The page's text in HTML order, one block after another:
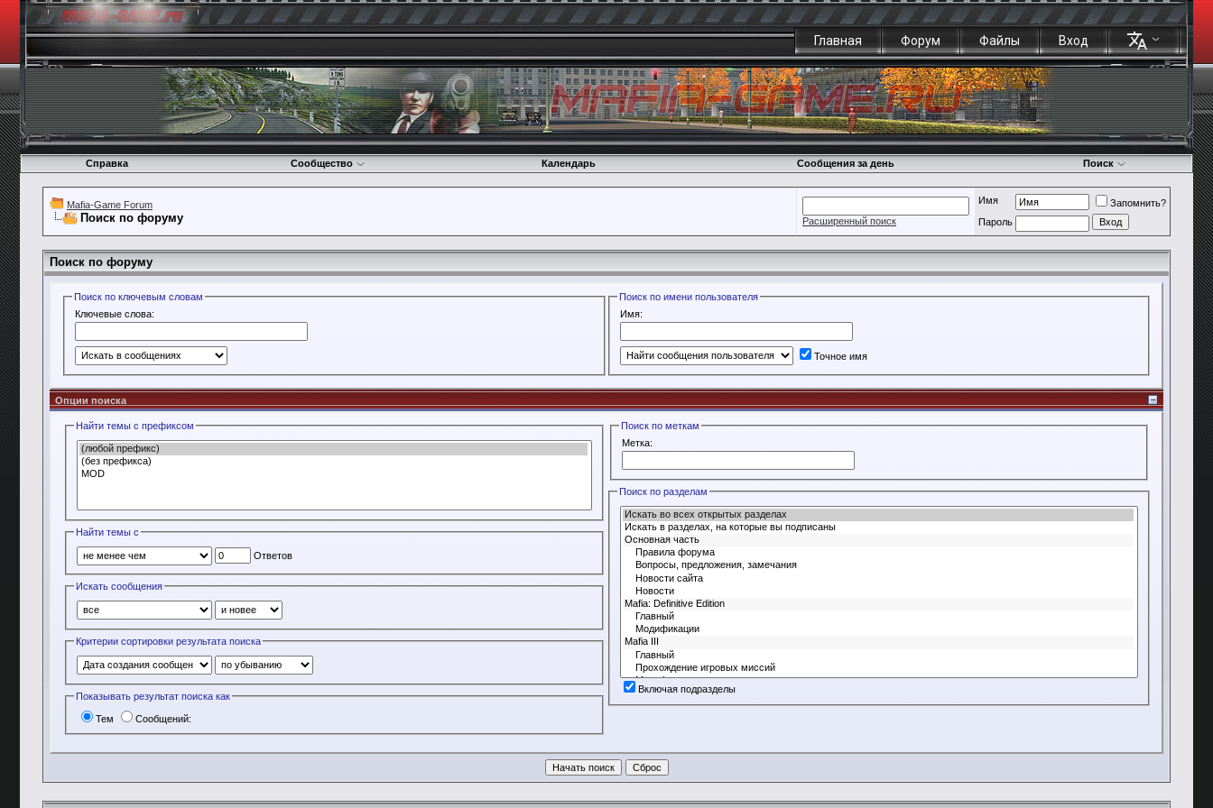
Главная Форум Файлы Вход
Справка Сообщество Календарь Сообщения за день Поиск
Mafia-Game Forum
Поиск по форуму Расширенный поиск
Имя
Запомнить?
Пароль
Поиск по форуму
Поиск по ключевым словам
Ключевые слова:
Поиск по имени пользователя
Имя:
Точное имя
Опции поиска
Найти темы с префиксом
Найти темы с
Ответов
Искать сообщения
Критерии сортировки результата поиска
Показывать результат поиска как
Тем Сообщений:
Поиск по меткам
Метка:
Поиск по разделам
Включая подразделы